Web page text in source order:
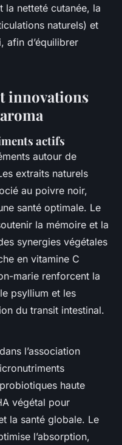
la netteté cutanée, la
naturels) et
afin d’équilibrer
innovations
actifs
autour de
extraits naturels
au poivre noir,
santé optimale. Le
la mémoire et la
synergies végétales
en vitamine C
marie renforcent la
psyllium et les
du transit intestinal.
l’association
haute
végétal pour
la santé globale. Le
l’absorption,